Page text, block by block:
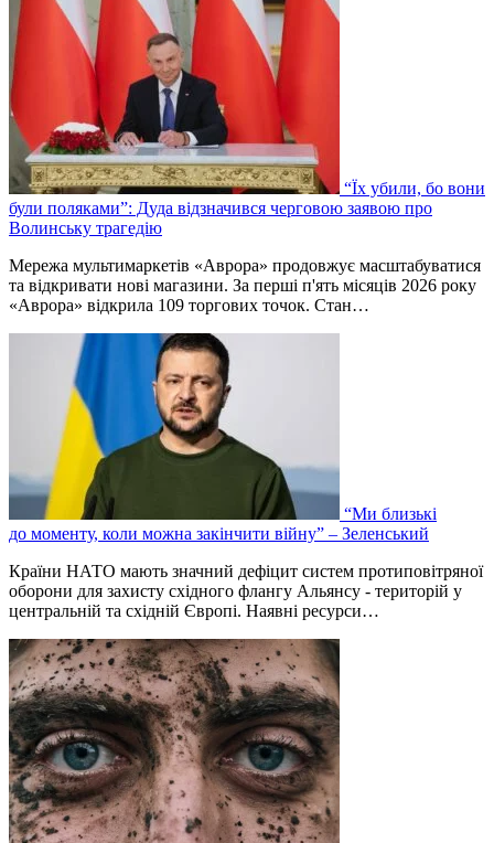
“Їх убили, бо вони
були поляками”: Дуда відзначився черговою заявою про
Волинську трагедію
Мережа мультимаркетів «Аврора» продовжує масштабуватися
та відкривати нові магазини. За перші п'ять місяців 2026 року
«Аврора» відкрила 109 торгових точок. Стан…
“Ми близькі
до моменту, коли можна закінчити війну” – Зеленський
Країни НАТО мають значний дефіцит систем протиповітряної
оборони для захисту східного флангу Альянсу - територій у
центральній та східній Європі. Наявні ресурси…